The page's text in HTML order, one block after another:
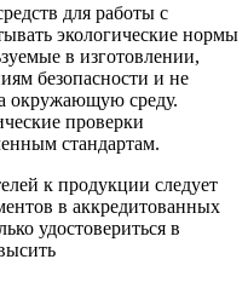
для работы с
экологические нормы
в изготовлении,
безопасности и не
окружающую среду.
проверки
стандартам.
к продукции следует
в аккредитованных
удостовериться в